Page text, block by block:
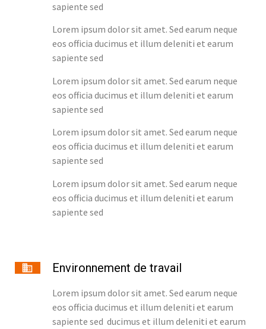
sapiente sed
Lorem ipsum dolor sit amet. Sed earum neque
eos officia ducimus et illum deleniti et earum
sapiente sed
Lorem ipsum dolor sit amet. Sed earum neque
eos officia ducimus et illum deleniti et earum
sapiente sed
Lorem ipsum dolor sit amet. Sed earum neque
eos officia ducimus et illum deleniti et earum
sapiente sed
Lorem ipsum dolor sit amet. Sed earum neque
eos officia ducimus et illum deleniti et earum
sapiente sed
Environnement de travail
Lorem ipsum dolor sit amet. Sed earum neque
eos officia ducimus et illum deleniti et earum
sapiente sed ducimus et illum deleniti et earum